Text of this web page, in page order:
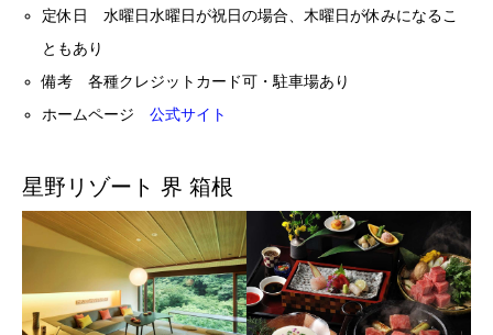
定休日 水曜日水曜日が祝日の場合、木曜日が休みになるこ
ともあり
備考 各種クレジットカード可・駐車場あり
ホームページ公式サイト
星野リゾート 界 箱根